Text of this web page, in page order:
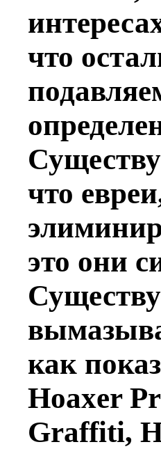
что
что
это они
как
Hoaxer
Graffiti,